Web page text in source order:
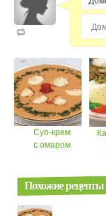
Суп-крем
с омаром
Похожие рецепты